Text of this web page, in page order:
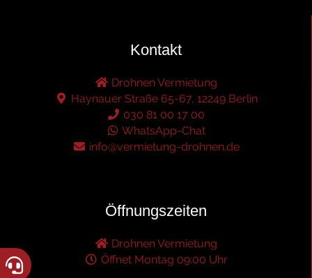
Kontakt
Drohnen Vermietung
Haynauer Straße 65-67, 12249 Berlin
030 81 00 17 00
WhatsApp-Chat
info@vermietung-drohnen.de
Öffnungszeiten
Drohnen Vermietung
Öffnet Montag 09:00 Uhr